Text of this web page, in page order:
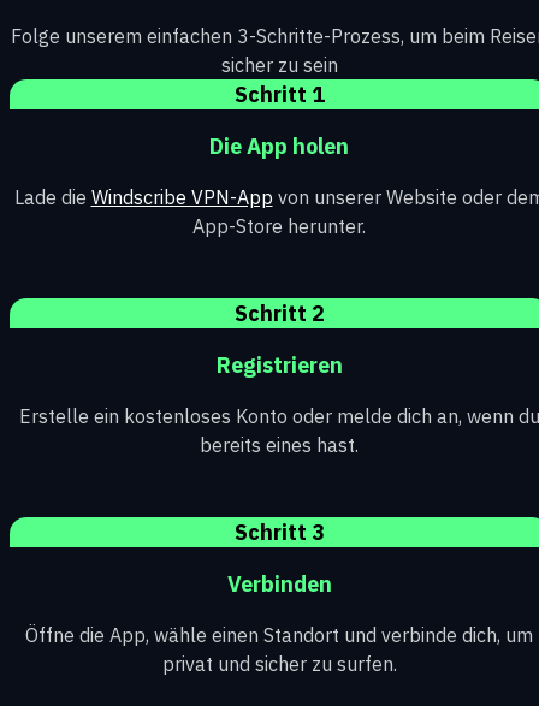
Folge unserem einfachen 3-Schritte-Prozess, um beim
sicher zu sein
Schritt 1
Die App holen
Lade die Windscribe VPN-App von unserer Website oder
App-Store herunter.
Schritt 2
Registrieren
Erstelle ein kostenloses Konto oder melde dich an, wenn du
bereits eines hast.
Schritt 3
Verbinden
Öffne die App, wähle einen Standort und verbinde dich, um
privat und sicher zu surfen.